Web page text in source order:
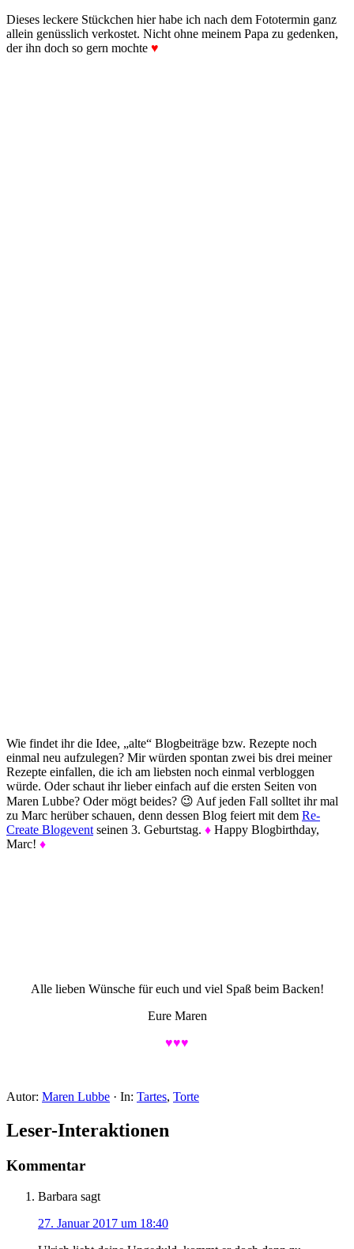
Dieses leckere Stückchen hier habe ich nach dem Fototermin ganz
allein genüsslich verkostet. Nicht ohne meinem Papa zu gedenken,
der ihn doch so gern mochte ♥
Wie findet ihr die Idee, „alte“ Blogbeiträge bzw. Rezepte noch
einmal neu aufzulegen? Mir würden spontan zwei bis drei meiner
Rezepte einfallen, die ich am liebsten noch einmal verbloggen
würde. Oder schaut ihr lieber einfach auf die ersten Seiten von
Maren Lubbe? Oder mögt beides? 😉 Auf jeden Fall solltet ihr mal
zu Marc herüber schauen, denn dessen Blog feiert mit dem Re-
Create Blogeventseinen 3. Geburtstag. ♦ Happy Blogbirthday,
Marc! ♦
Alle lieben Wünsche für euch und viel Spaß beim Backen!
Eure Maren
♥♥♥
Autor: Maren Lubbe · In: Tartes, Torte
Leser-Interaktionen
Kommentar
Barbara sagt
27. Januar 2017 um 18:40